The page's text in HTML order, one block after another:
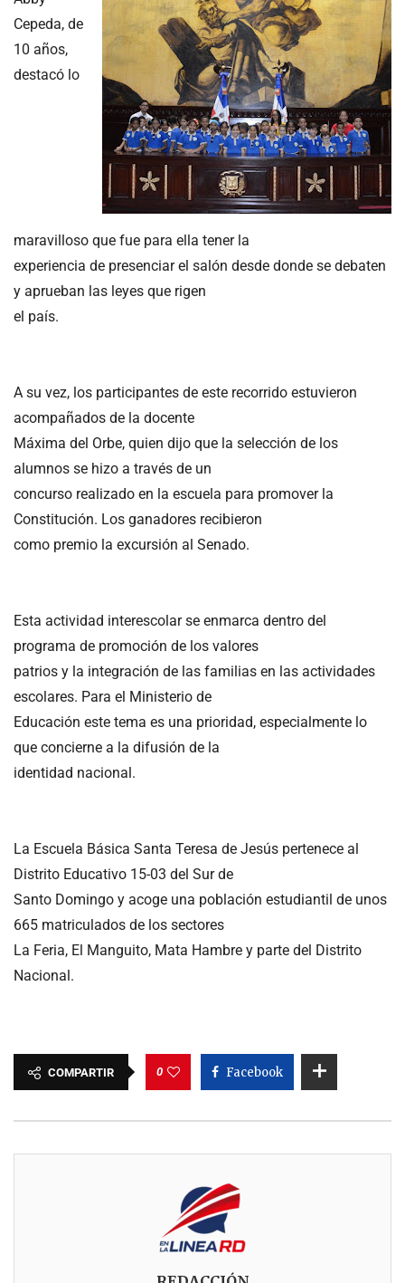
Cepeda, de
10 años,
destacó lo
maravilloso que fue para ella tener la
experiencia de presenciar el salón desde donde se debaten
y aprueban las leyes que rigen
el país.
A su vez, los participantes de este recorrido estuvieron
acompañados de la docente
Máxima del Orbe, quien dijo que la selección de los
alumnos se hizo a través de un
concurso realizado en la escuela para promover la
Constitución. Los ganadores recibieron
como premio la excursión al Senado.
Esta actividad interescolar se enmarca dentro del
programa de promoción de los valores
patrios y la integración de las familias en las actividades
escolares. Para el Ministerio de
Educación este tema es una prioridad, especialmente lo
que concierne a la difusión de la
identidad nacional.
La Escuela Básica Santa Teresa de Jesús pertenece al
Distrito Educativo 15-03 del Sur de
Santo Domingo y acoge una población estudiantil de unos
665 matriculados de los sectores
La Feria, El Manguito, Mata Hambre y parte del Distrito
Nacional.
COMPARTIR 0 Facebook